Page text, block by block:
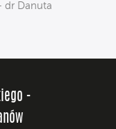
dr Danuta
-